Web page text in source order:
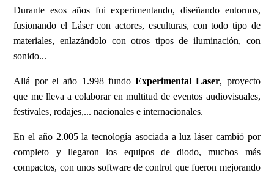
Durante esos años fui experimentando, diseñando entornos,
fusionando el Láser con actores, esculturas, con todo tipo de
materiales, enlazándolo con otros tipos de iluminación, con
sonido...
Allá por el año 1.998 fundoExperimental Laser, proyecto
que me lleva a colaborar en multitud de eventos audiovisuales,
festivales, rodajes,... nacionales e internacionales.
En el año 2.005 la tecnología asociada a luz láser cambió por
completo y llegaron los equipos de diodo, muchos más
compactos, con unos software de control que fueron mejorando